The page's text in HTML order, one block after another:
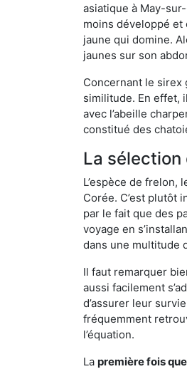
asiatique à May-
moins développé
jaune qui domine.
jaunes sur son
Concernant le sirex
similitude. En effet,
avec l’abeille
constitué des
La sélection
L’espèce de frelon,
Corée. C’est plutôt
par le fait que des
voyage en
dans une multitude
Il faut remarquer
aussi facilement
d’assurer leur
fréquemment
l’équation.
La première fois